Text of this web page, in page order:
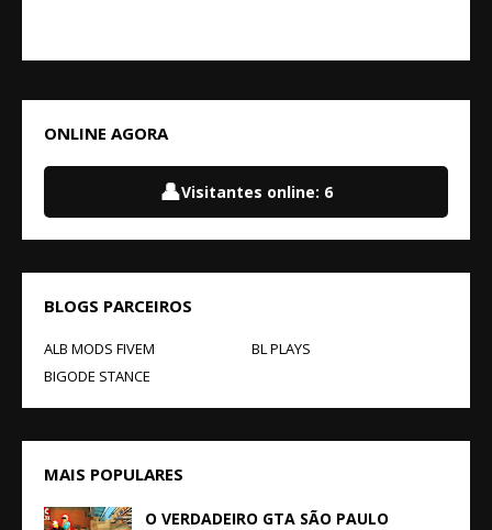
ONLINE AGORA
👤Visitantes online: 6
BLOGS PARCEIROS
ALB MODS FIVEM
BL PLAYS
BIGODE STANCE
MAIS POPULARES
O VERDADEIRO GTA SÃO PAULO